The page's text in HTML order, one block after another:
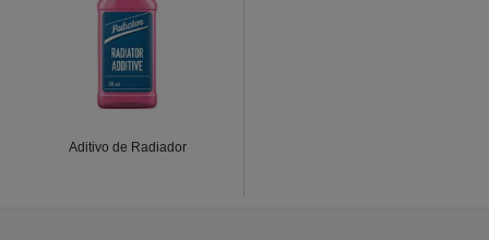
Aditivo de Radiador